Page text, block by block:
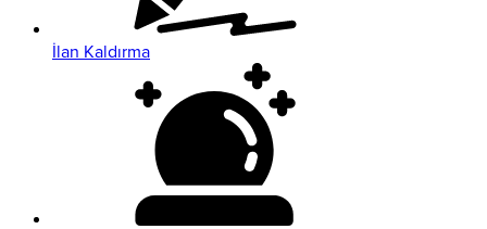
İlan Kaldırma